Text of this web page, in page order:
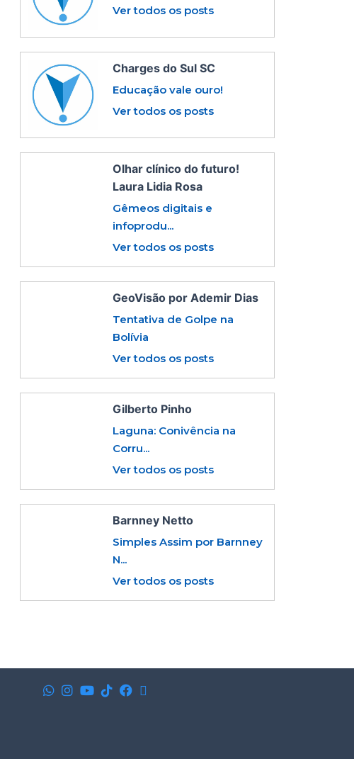
Ver todos os posts
Charges do Sul SC
Educação vale ouro!
Ver todos os posts
Olhar clínico do futuro!
Laura Lidia Rosa
Gêmeos digitais e
infoprodu...
Ver todos os posts
GeoVisão por Ademir Dias
Tentativa de Golpe na
Bolívia
Ver todos os posts
Gilberto Pinho
Laguna: Conivência na
Corru...
Ver todos os posts
Barnney Netto
Simples Assim por Barnney
N...
Ver todos os posts